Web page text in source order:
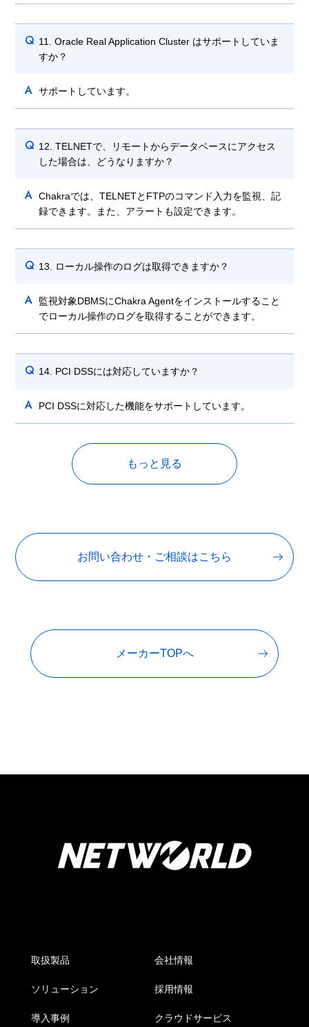
Q 11. Oracle Real Application Cluster はサポートしていま
すか？
A サポートしています。
Q 12. TELNETで、リモートからデータベースにアクセス
した場合は、どうなりますか？
A Chakraでは、TELNETとFTPのコマンド入力を監視、記
録できます。また、アラートも設定できます。
Q 13. ローカル操作のログは取得できますか？
A
監視対象DBMSにChakra Agentをインストールすること
でローカル操作のログを取得することができます。
Q 14. PCI DSSには対応していますか？
A PCI DSSに対応した機能をサポートしています。
もっと見る
お問い合わせ・ご相談はこちら
メーカーTOPへ
取扱製品
ソリューション
導入事例
会社情報
採用情報
クラウドサービス